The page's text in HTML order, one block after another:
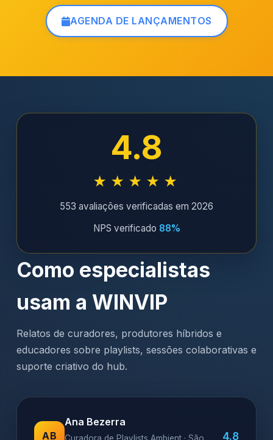
AGENDA DE LANÇAMENTOS
4.8
★★★★★
553 avaliações verificadas em 2026
NPS verificado 88%
Como especialistas
usam a WINVIP
Relatos de curadores, produtores híbridos e
educadores sobre playlists, sessões colaborativas e
suporte criativo do hub.
AB
Ana Bezerra
4.8